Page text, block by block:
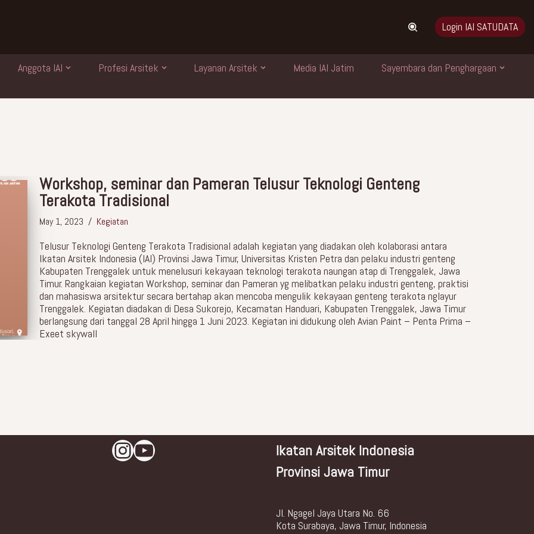
Login IAI SATUDATA
Anggota IAI Profesi Arsitek Layanan Arsitek Media IAI Jatim
Sayembara dan Penghargaan
Workshop, seminar dan Pameran Telusur Teknologi Genteng
Terakota Tradisional
May 1, 2023 Kegiatan
Telusur Teknologi Genteng Terakota Tradisional adalah kegiatan yang diadakan oleh kolaborasi antara
Ikatan Arsitek Indonesia (IAI) Provinsi Jawa Timur, Universitas Kristen Petra dan pelaku industri genteng
Kabupaten Trenggalek untuk menelusuri kekayaan teknologi terakota naungan atap di Trenggalek, Jawa
Timur. Rangkaian kegiatan Workshop, seminar dan Pameran yg melibatkan pelaku industri genteng, praktisi
dan mahasiswa arsitektur secara bertahap akan mencoba mengulik kekayaan genteng terakota nglayur
Trenggalek. Kegiatan diadakan di Desa Sukorejo, Kecamatan Handuari, Kabupaten Trenggalek, Jawa Timur
berlangsung dari tanggal 28 April hingga 1 Juni 2023. Kegiatan ini didukung oleh Avian Paint – Penta Prima –
Exeet skywall
Ikatan Arsitek Indonesia
Provinsi Jawa Timur
Jl. Ngagel Jaya Utara No. 66
Kota Surabaya, Jawa Timur, Indonesia